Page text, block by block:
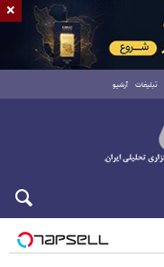
تبلیغات آرشیو
×